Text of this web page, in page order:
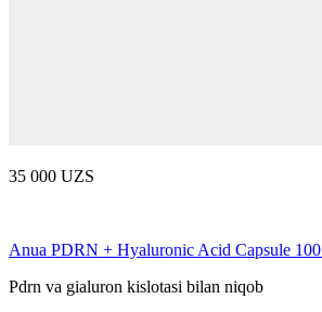
35 000 UZS
Anua PDRN + Hyaluronic Acid Capsule
Pdrn va gialuron kislotasi bilan niqob